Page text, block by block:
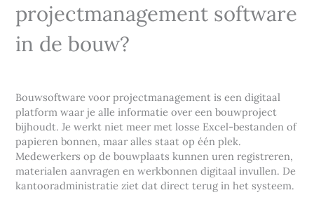
projectmanagement software
in de bouw?
Bouwsoftware voor projectmanagement is een digitaal
platform waar je alle informatie over een bouwproject
bijhoudt. Je werkt niet meer met losse Excel-bestanden of
papieren bonnen, maar alles staat op één plek.
Medewerkers op de bouwplaats kunnen uren registreren,
materialen aanvragen en werkbonnen digitaal invullen. De
kantooradministratie ziet dat direct terug in het systeem.